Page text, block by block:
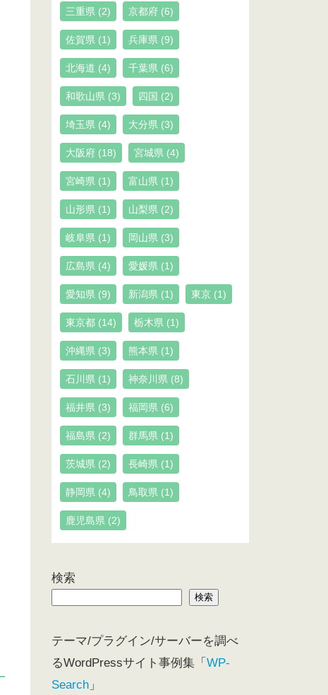
三重県 (2) 京都府 (6)
佐賀県 (1) 兵庫県 (9)
北海道 (4) 千葉県 (6)
和歌山県 (3) 四国 (2)
埼玉県 (4) 大分県 (3)
大阪府 (18) 宮城県 (4)
宮崎県 (1) 富山県 (1)
山形県 (1) 山梨県 (2)
岐阜県 (1) 岡山県 (3)
広島県 (4) 愛媛県 (1)
愛知県 (9) 新潟県 (1) 東京 (1)
東京都 (14) 栃木県 (1)
沖縄県 (3) 熊本県 (1)
石川県 (1) 神奈川県 (8)
福井県 (3) 福岡県 (6)
福島県 (2) 群馬県 (1)
茨城県 (2) 長崎県 (1)
静岡県 (4) 鳥取県 (1)
鹿児島県 (2)
検索
検索
テーマ/プラグイン/サーバーを調べ
るWordPressサイト事例集「 WP-
Search 」